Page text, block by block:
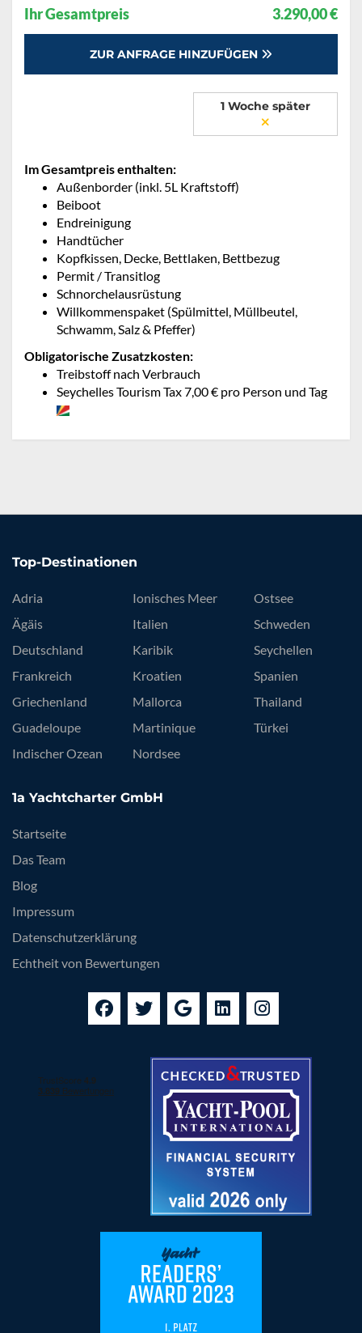
Ihr Gesamtpreis 3.290,00 €
ZUR ANFRAGE HINZUFÜGEN
1 Woche später
Im Gesamtpreis enthalten:
Außenborder (inkl. 5L Kraftstoff)
Beiboot
Endreinigung
Handtücher
Kopfkissen, Decke, Bettlaken, Bettbezug
Permit / Transitlog
Schnorchelausrüstung
Willkommenspaket (Spülmittel, Müllbeutel,
Schwamm, Salz & Pfeffer)
Obligatorische Zusatzkosten:
Treibstoff nach Verbrauch
Seychelles Tourism Tax 7,00 € pro Person und Tag
Top-Destinationen
Adria
Ägäis
Deutschland
Frankreich
Griechenland
Guadeloupe
Indischer Ozean
Ionisches Meer
Italien
Karibik
Kroatien
Mallorca
Martinique
Nordsee
Ostsee
Schweden
Seychellen
Spanien
Thailand
Türkei
1a Yachtcharter GmbH
Startseite
Das Team
Blog
Impressum
Datenschutzerklärung
Echtheit von Bewertungen